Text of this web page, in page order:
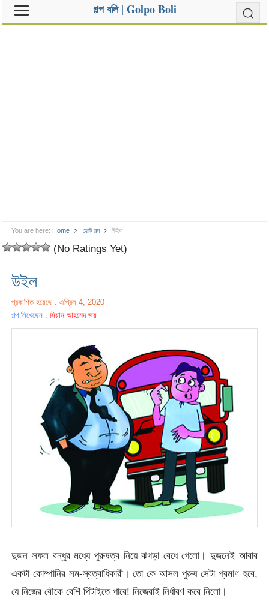
গল্প বলি | Golpo Boli
You are here: Home ছোট গল্প উইল
(No Ratings Yet)
উইল
প্রকাশিত হয়েছে : এপ্রিল 4, 2020
গল্প লিখেছেন :সিয়াম আহমেদ জয়
দুজন সফল বন্ধুর মধ্যে পুরুষত্ব নিয়ে ঝগড়া বেধে গেলো। দুজনেই আবার
একটা কোম্পানির সম-স্বত্বাধিকারী। তো কে আসল পুরুষ সেটা প্রমাণ হবে,
যে নিজের বৌকে বেশি পিটাইতে পারে! নিজেরাই নির্ধারণ করে নিলো।